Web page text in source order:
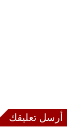
أرسل تعليقك